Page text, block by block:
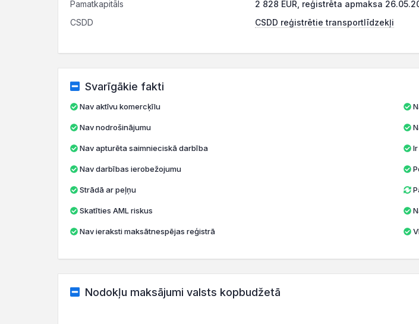
Pamatkapitāls
2 828 EUR, reģistrēta apmaksa
CSDD
CSDD reģistrētie transportlīdzekļi
Svarīgākie fakti
Nav aktīvu komercķīlu
Nav nodrošinājumu
Nav apturēta saimnieciskā darbība
Nav darbības ierobežojumu
Strādā ar peļņu
Skatīties AML riskus
Nav ieraksti maksātnespējas reģistrā
Nodokļu maksājumi valsts kopbudžetā